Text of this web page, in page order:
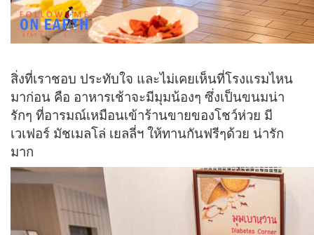
สิ่งที่เราชอบ ประทับใจ และไม่เคยเห็นที่โรงแรมไหน
มาก่อน คือ อาหารเช้าจะมีมุมน้องๆ ซึ่งเป็นขนมน่า
รักๆ ที่อารมณ์เหมือนเข้าร้านขายของโชว์ห่วย มี
เวเฟอร์ มัชเมลโล่ เยลลี่ฯ ให้ทานกันฟรีๆด้วย น่ารัก
มาก